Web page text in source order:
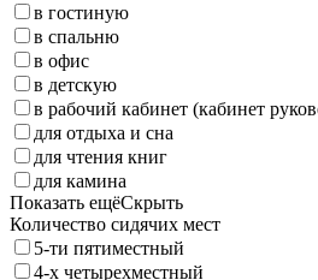
в гостиную
в спальню
в офис
в детскую
в рабочий кабинет (кабинет
для отдыха и сна
для чтения книг
для камина
Показать ещёСкрыть
Количество сидячих мест
5-ти пятиместный
4-x четырехместный